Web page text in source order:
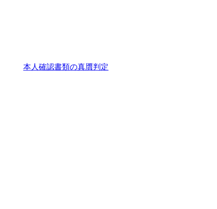
本人確認書類の真贋判定